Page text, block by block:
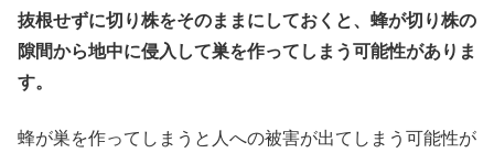
抜根せずに切り株をそのままにしておくと、蜂が切り株の
隙間から地中に侵入して巣を作ってしまう可能性がありま
す。
蜂が巣を作ってしまうと人への被害が出てしまう可能性が